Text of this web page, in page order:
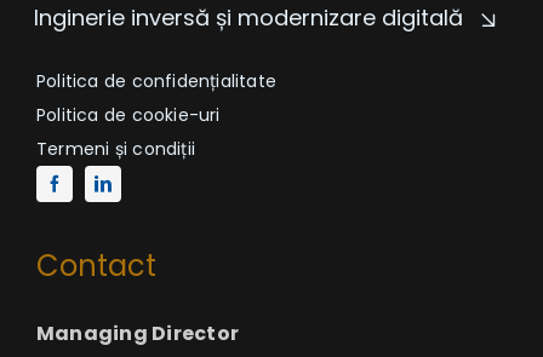
Inginerie inversă și modernizare digitală
Politica de confidențialitate
Politica de cookie-uri
Termeni și condiții
Contact
Managing Director